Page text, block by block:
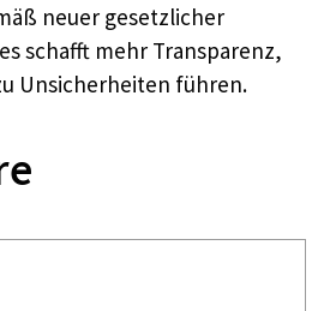
neuer gesetzlicher
schafft mehr Transparenz,
Unsicherheiten führen.